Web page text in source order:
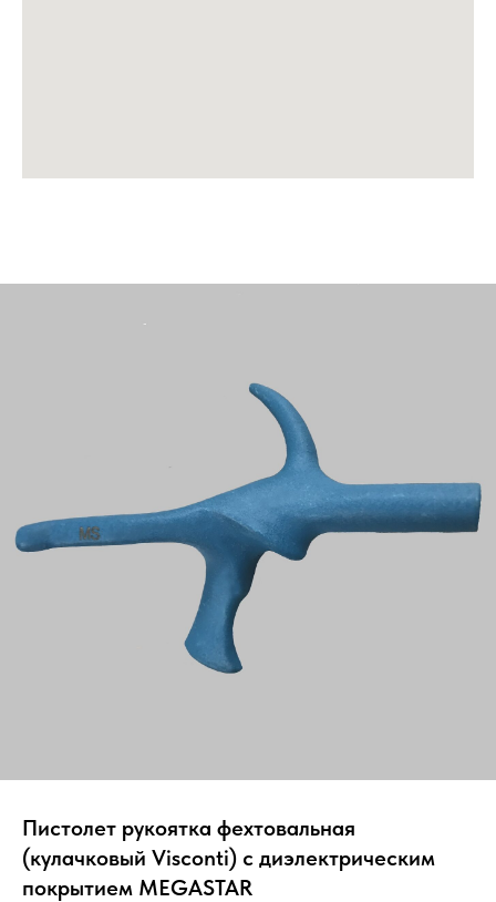
Пистолет рукоятка фехтовальная
(кулачковый Visconti) с диэлектрическим
покрытием MEGASTAR